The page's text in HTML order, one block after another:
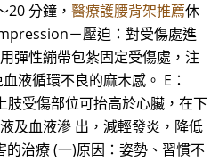
20 分鐘， 醫療護腰背架推薦休
－壓迫：對受傷處進
彈性繃帶包紮固定受傷處，注
液循環不良的麻木感。 E：
受傷部位可抬高於心臟，在下
及血液滲 出，減輕發炎，降低
的治療 (一)原因：姿勢、習慣不